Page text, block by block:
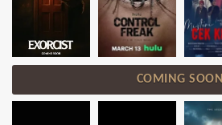
COMING SOON